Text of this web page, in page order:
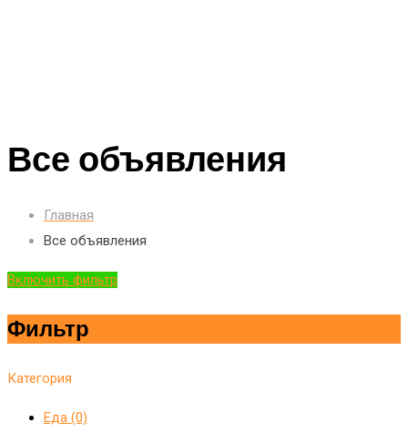
Все объявления
Главная
Все объявления
Включить фильтр
Фильтр
Категория
Еда (0)